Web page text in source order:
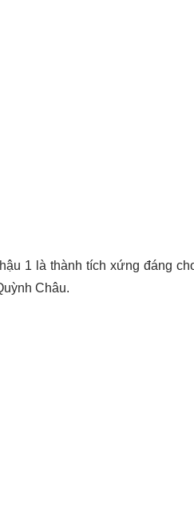
1 là thành tích xứng đáng
Châu.